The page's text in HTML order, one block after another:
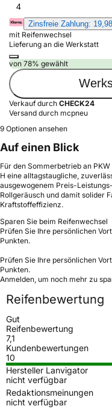
4
Zinsfreie Zahlung:
mit Reifenwechsel
Lieferung an die Werkstatt
von 78% gewählt
Verkauf durch CHECK24
Versand durch mcpneu
9 Optionen ansehen
Auf einen Blick
Für den Sommerbetrieb an
H eine alltagstaugliche,
ausgewogenem Preis-
Rollgeräusch und damit solider
Kraftstoffeffizienz.
Sparen Sie beim Reifenwechsel
Prüfen Sie Ihre persönlichen
Punkten.
Prüfen Sie Ihre persönlichen
Punkten.
Anmelden, um noch mehr zu
Reifenbewertung
Gut
Reifenbewertung
7,1
Kundenbewertungen
10
Hersteller Lanvigator
nicht verfügbar
Redaktionsmeinungen
nicht verfügbar